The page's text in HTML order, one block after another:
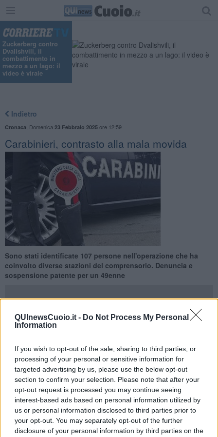
QUInewsCuoio.it - Do Not Process My Personal
Information
If you wish to opt-out of the sale, sharing to third parties, or
processing of your personal or sensitive information for
targeted advertising by us, please use the below opt-out
section to confirm your selection. Please note that after your
opt-out request is processed you may continue seeing
interest-based ads based on personal information utilized by
us or personal information disclosed to third parties prior to
your opt-out. You may separately opt-out of the further
disclosure of your personal information by third parties on the
Zuckerberg contro
Dvalishvili, il
combattimento in
mezzo a un lago: il
video è virale
Indietro
Cronaca Domenica 23 Febbraio 2025ore 12:59
Carabinieri, contrasto alla mala movida
Sono stati identificate 107 persone nell'operazione che ha
coinvolto diverse stazioni del comprensorio. Denuncia e
sospensione patente per un 49enne
della radiomobile diSan Miniatoe dalle stazioni di San Romano,
Santa Croce sull’Arno, Castelfranco di Sotto e Palaia, con il
supporto del Nas di Livorno, hanno compiuto in importante
operazione di controllo mirata a contrastare il fenomeno della mala
movida e le infrazioni del codice della strada.
Denunciato un uomodi un49 anni per guida sotto l’influenza di
sostanze stupefacenti e rifiuto di sottoporsi agli accertamenti, in
quanto risultato positivo altest salivare.L'uomosi è rifiutato di
effettuare il test di conferma. La patente di guida è stata ritirata ed il